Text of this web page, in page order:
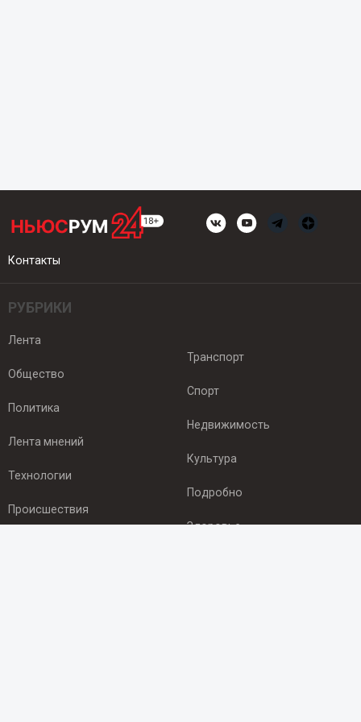
Контакты
РУБРИКИ
Лента
Общество
Политика
Лента мнений
Технологии
Происшествия
Транспорт
Спорт
Недвижимость
Культура
Подробно
Здоровье